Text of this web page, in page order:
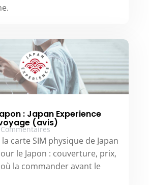
: Japan Experience
(avis)
carte SIM physique de Japan
le Japon : couverture, prix,
la commander avant le